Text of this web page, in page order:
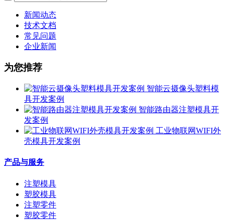
新闻动态
技术文档
常见问题
企业新闻
为您推荐
智能云摄像头塑料模
具开发案例
智能路由器注塑模具开
发案例
工业物联网WIFI外
壳模具开发案例
产品与服务
注塑模具
塑胶模具
注塑零件
塑胶零件